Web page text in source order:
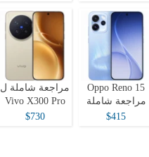
Oppo Reno 15
مراجعة شاملة
$415
مراجعة شاملة ل
Vivo X300 Pro
$730